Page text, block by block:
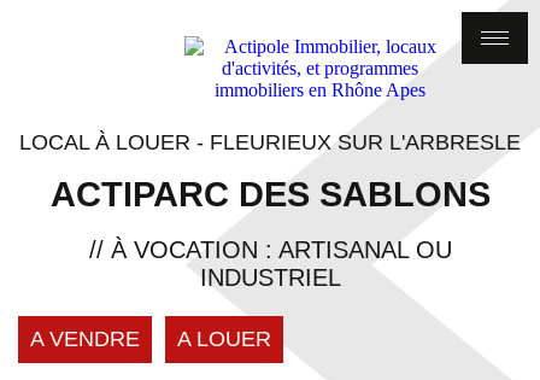
LOCAL À LOUER - FLEURIEUX SUR L'ARBRESLE
ACTIPARC DES SABLONS
// À VOCATION : ARTISANAL OU
INDUSTRIEL
A VENDRE A LOUER